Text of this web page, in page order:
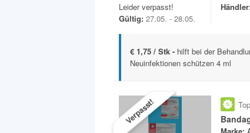
Leider verpasst!
Gültig: 27.05. - 28.05.
€ 1,75 / Stk - hilft bei der
Neuinfektionen schützen 4 ml
Verpasst!
Marke: